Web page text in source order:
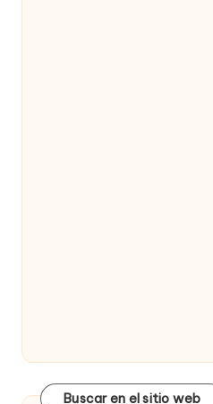
Buscar en el sitio web